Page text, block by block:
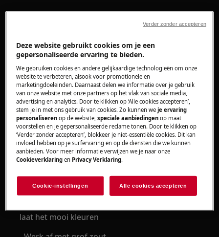
- Stoof de groenten goed aan
blijf 1 minuut kleuren
- Giet nu de bouillon erbij en kook 45 minuten
- Mix de soep tot hij mooi glad is
- Voeg op het einde de room toe (niet meer
laten koken)
- Werk af met peper en zout
GARNERING
- Smelt de boter in een pan
laat het mooi kleuren
Deze website gebruikt cookies om je een
gepersonaliseerde ervaring te bieden.
We gebruiken cookies en andere gelijkaardige technologieën om onze
website te verbeteren, alsook voor promotionele en
marketingdoeleinden. Daarnaast delen we informatie over je gebruik
van onze website met onze partners op het vlak van sociale media,
advertising en analytics. Door te klikken op ‘Alle cookies accepteren’,
stem je in met ons gebruik van cookies. Zo kunnen weje ervaring
personaliseren op de website,speciale aanbiedingen op maat
voorstellen en je gepersonaliseerde reclame tonen. Door te klikken op
‘Verder zonder accepteren’, blokkeer je niet-essentiële cookies. Dit kan
invloed hebben op je surfervaring en op de diensten die we kunnen
aanbieden. Voor meer informatie verwijzen we je naar onze
Cookieverklaring en Privacy Verklaring.
Cookie-instellingen Alle cookies accepteren
Verder zonder accepteren